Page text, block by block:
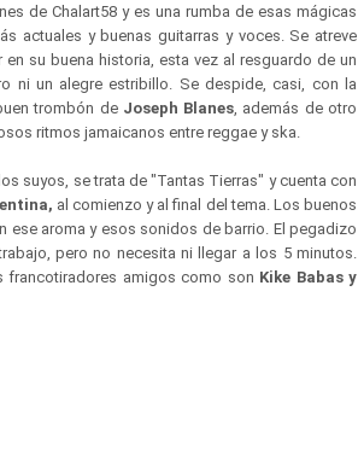
de Chalart58 y es una rumba de esas mágicas
actuales y buenas guitarras y voces. Se atreve
su buena historia, esta vez al resguardo de un
ni un alegre estribillo. Se despide, casi, con la
trombón de Joseph Blanes, además de otro
ritmos jamaicanos entre reggae y ska.
suyos, se trata de "Tantas Tierras" y cuenta con
al comienzo y al final del tema. Los buenos
ese aroma y esos sonidos de barrio. El pegadizo
pero no necesita ni llegar a los 5 minutos.
francotiradores amigos como son Kike Babas y